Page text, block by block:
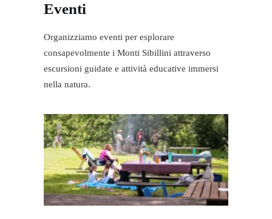
Eventi
Organizziamo eventi per esplorare
consapevolmente i Monti Sibillini attraverso
escursioni guidate e attività educative immersi
nella natura.